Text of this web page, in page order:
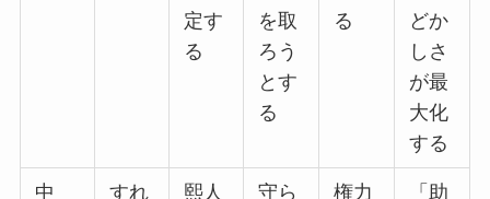
定す
る
を取
ろう
とす
る
る
どか
しさ
が最
大化
する
中
すれ
熙人
守ら
権力
「助